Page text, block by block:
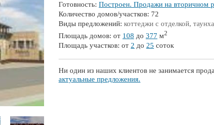
Готовность: Построен. Продажи на вторичном
Количество домов/участков: 72
Виды предложений: коттеджи с отделкой,
Площадь домов: от 108 до 377 м2
Площадь участков: от 2 до 25 соток
Ни один из наших клиентов не занимается
актуальные предложения.